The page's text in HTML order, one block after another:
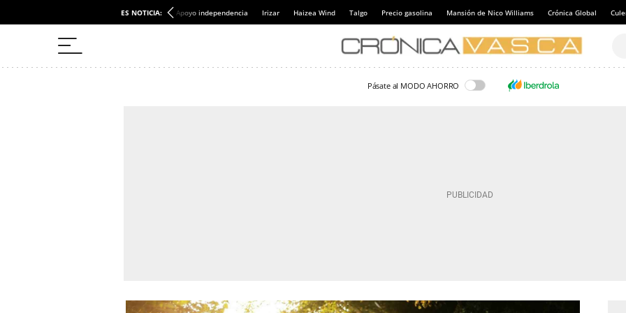
ES NOTICIA: Apoyo independencia Irizar Haizea Wind Talgo Precio gasolina Mansión de Nico Williams Crónica Global
Pásate al MODO AHORRO